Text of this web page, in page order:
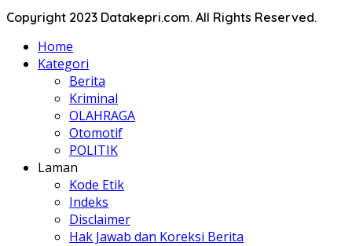
Copyright 2023 Datakepri.com. All Rights Reserved.
Home
Kategori
Berita
Kriminal
OLAHRAGA
Otomotif
POLITIK
Laman
Kode Etik
Indeks
Disclaimer
Hak Jawab dan Koreksi Berita